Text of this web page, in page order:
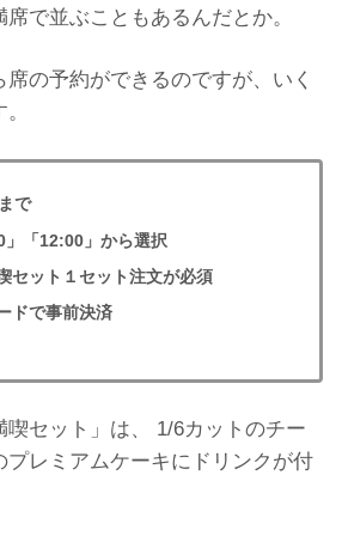
で並ぶこともあるんだとか。
の予約ができるのですが、いく
で
「12:00」から選択
セット１セット注文が必須
ドで事前決済
喫セット」は、 1/6カットのチー
プレミアムケーキにドリンクが付